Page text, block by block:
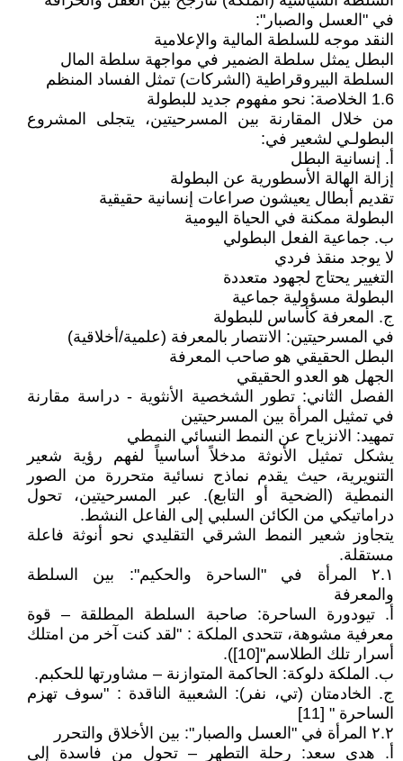
في "العسل والصبار":
النقد موجه للسلطة المالية والإعلامية
البطل يمثل سلطة الضمير في مواجهة سلطة المال
السلطة البيروقراطية (الشركات) تمثل الفساد المنظم
1.6 الخلاصة: نحو مفهوم جديد للبطولة
من خلال المقارنة بين المسرحيتين، يتجلى المشروع
البطولـي لشعير في:
أ. إنسانية البطل
إزالة الهالة الأسطورية عن البطولة
تقديم أبطال يعيشون صراعات إنسانية حقيقية
البطولة ممكنة في الحياة اليومية
ب. جماعية الفعل البطولي
لا يوجد منقذ فردي
التغيير يحتاج لجهود متعددة
البطولة مسؤولية جماعية
ج. المعرفة كأساس للبطولة
في المسرحيتين: الانتصار بالمعرفة (علمية/أخلاقية)
البطل الحقيقي هو صاحب المعرفة
الجهل هو العدو الحقيقي
الفصل الثاني: تطور الشخصية الأنثوية - دراسة مقارنة
في تمثيل المرأة بين المسرحيتين
تمهيد: الانزياح عن النمط النسائي النمطي
يشكل تمثيل الأنوثة مدخلاً أساسياً لفهم رؤية شعير
التنويرية، حيث يقدم نماذج نسائية متحررة من الصور
النمطية (الضحية أو التابع). عبر المسرحيتين، تحول
دراماتيكي من الكائن السلبي إلى الفاعل النشط.
يتجاوز شعير النمط الشرقي التقليدي نحو أنوثة فاعلة
مستقلة.
٢.١ المرأة في "الساحرة والحكيم": بين السلطة
والمعرفة
أ. تيودورة الساحرة: صاحبة السلطة المطلقة – قوة
معرفية مشوهة، تتحدى الملكة : "لقد كنت آخر من امتلك
أسرار تلك الطلاسم"[10]).
ب. الملكة دلوكة: الحاكمة المتوازنة – مشاورتها للحكبم.
ج. الخادمتان (تي، نفر): الشعبية الناقدة : "سوف تهزم
الساحرة " [11]
٢.٢ المرأة في "العسل والصبار": بين الأخلاق والتحرر
أ. هدى سعد: رحلة التطهر – تحول من فاسدة إلى